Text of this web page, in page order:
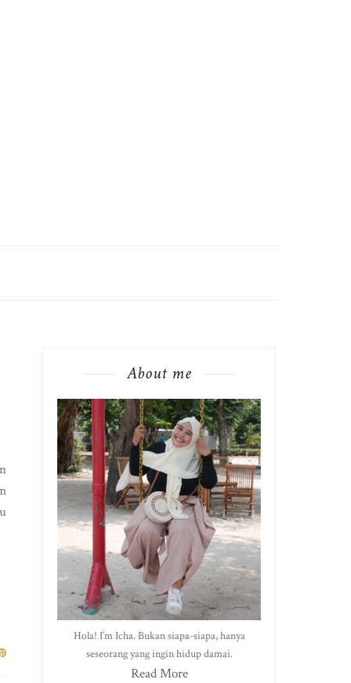
About me
Hola! I’m Icha. Bukan siapa-siapa, hanya
seseorang yang ingin hidup damai.
Read More